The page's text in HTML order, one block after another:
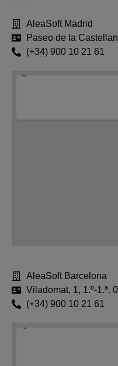
AleaSoft Madrid
Paseo de la
(+34) 900 10 21 61
AleaSoft Barcelona
Viladomat, 1, 1.º-1.ª.
(+34) 900 10 21 61